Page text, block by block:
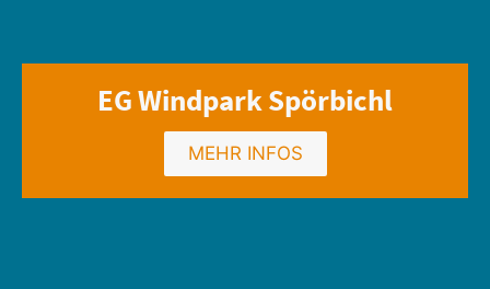
EG Windpark Spörbichl
MEHR INFOS